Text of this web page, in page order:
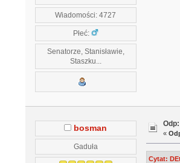
Wiadomości: 4727
Płeć:
Senatorze, Stanisławie,
Staszku...
bosman
Gaduła
«
Cytat: